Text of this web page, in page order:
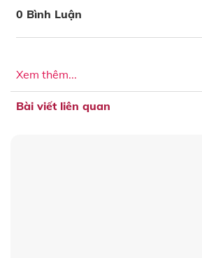
0 Bình Luận
Xem thêm...
Bài viết liên quan